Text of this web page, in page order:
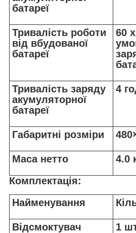
батареї
Тривалість роботи
від вбудованої
батареї
60
Тривалість заряду
акумуляторної
батареї
4
Габаритні розміри
Маса нетто
4.0
Комплектація:
Найменування
Відсмоктувач
1